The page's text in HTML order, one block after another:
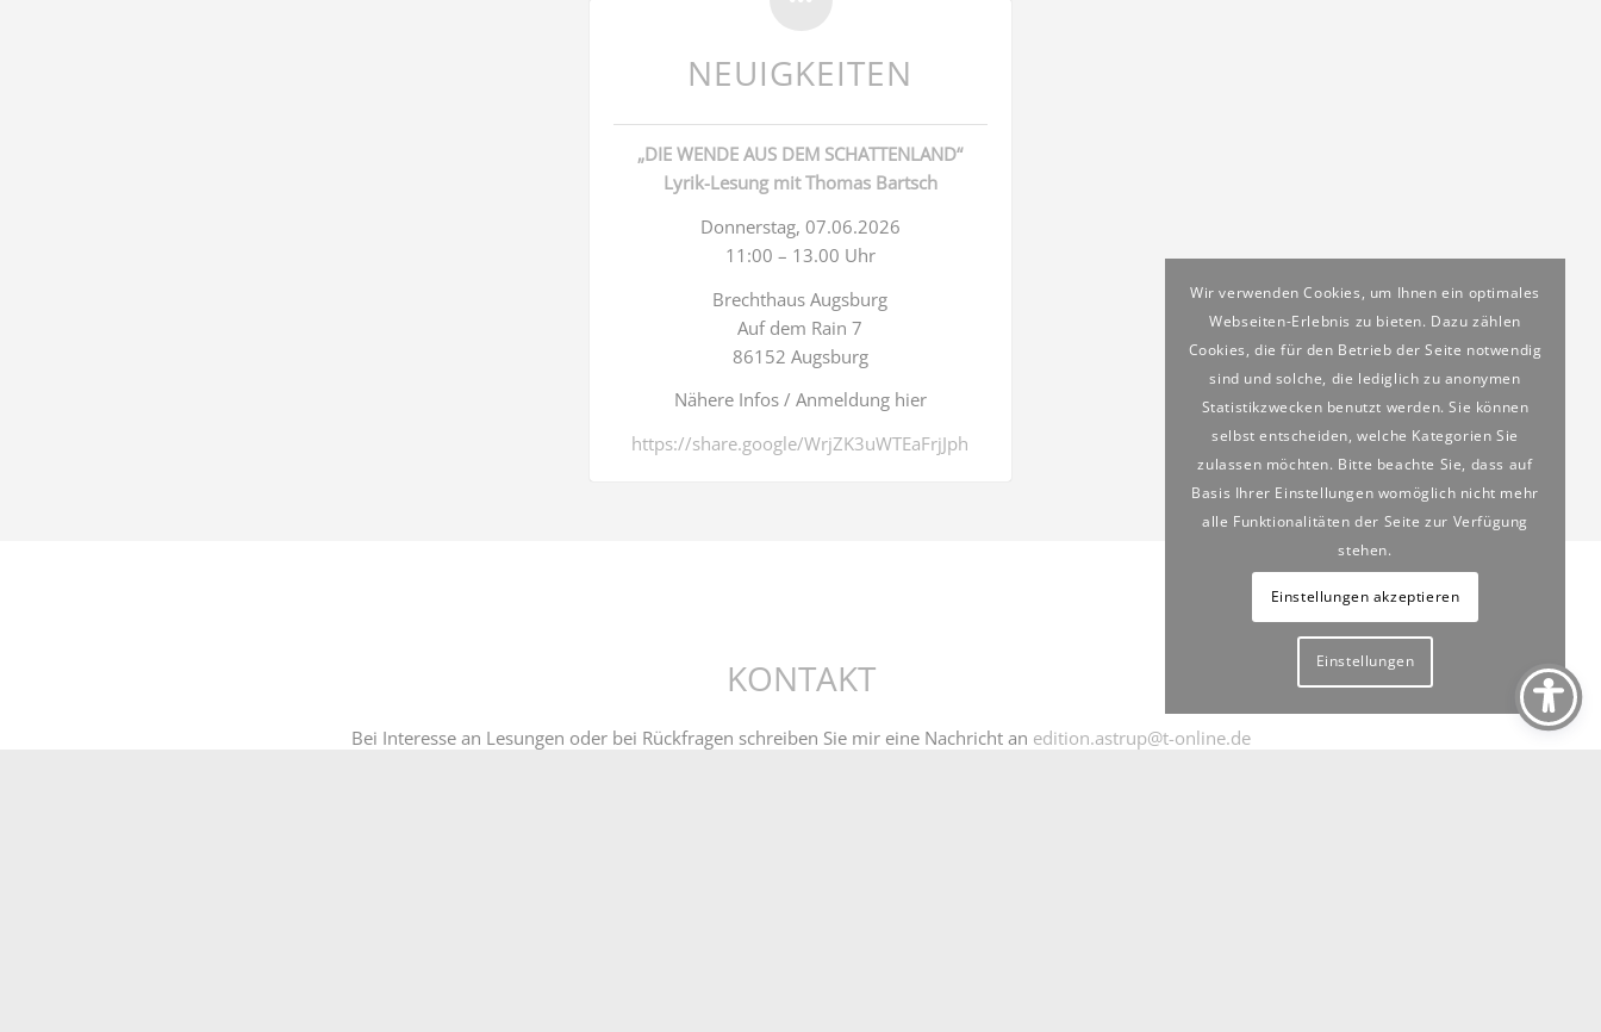
NEUIGKEITEN
„DIE WENDE AUS DEM SCHATTENLAND“
Lyrik-Lesung mit Thomas Bartsch
Donnerstag, 07.06.2026
11:00 – 13.00 Uhr
Brechthaus Augsburg
Auf dem Rain 7
86152 Augsburg
Nähere Infos / Anmeldung hier
https://share.google/WrjZK3uWTEaFrjJph
KONTAKT
Bei Interesse an Lesungen oder bei Rückfragen schreiben Sie mir eine Nachricht an edition.astrup@t-online.de
Wir verwenden Cookies, um Ihnen ein optimales
Webseiten-Erlebnis zu bieten. Dazu zählen
Cookies, die für den Betrieb der Seite notwendig
sind und solche, die lediglich zu anonymen
Statistikzwecken benutzt werden. Sie können
selbst entscheiden, welche Kategorien Sie
zulassen möchten. Bitte beachte Sie, dass auf
Basis Ihrer Einstellungen womöglich nicht mehr
alle Funktionalitäten der Seite zur Verfügung
stehen.
Einstellungen akzeptieren
Einstellungen